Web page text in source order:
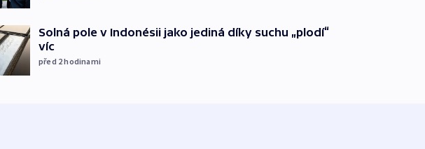
Solná pole v Indonésii jako jediná díky suchu „plodí“
víc
před 2hodinami